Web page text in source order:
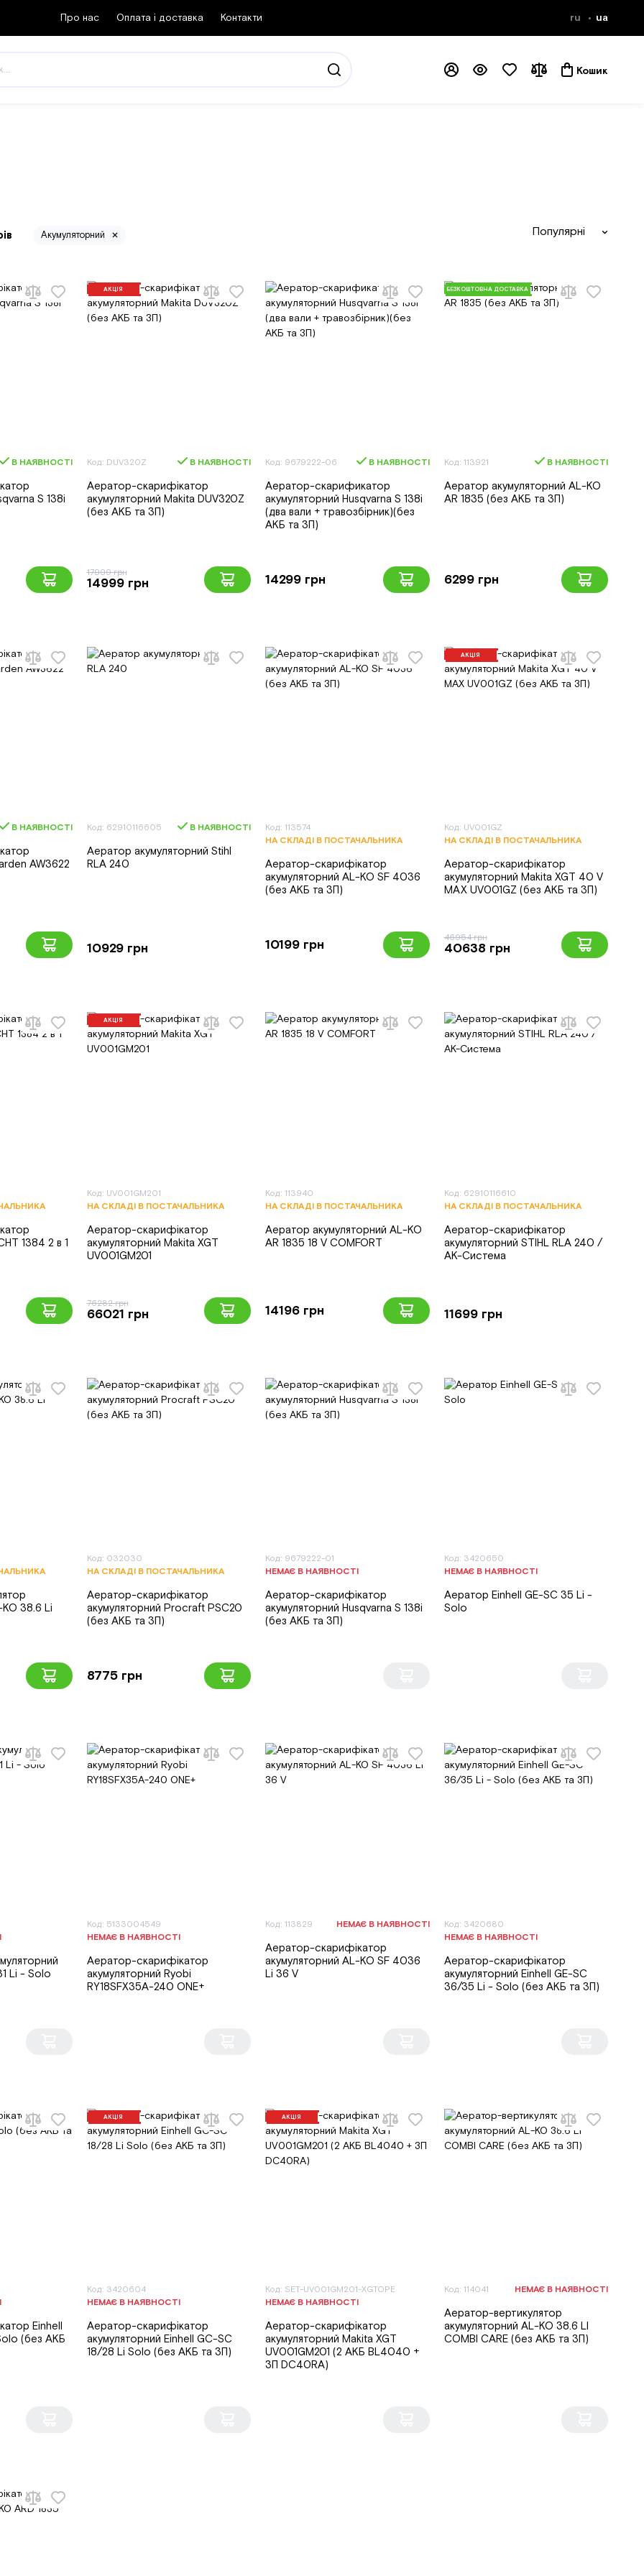
Про нас Оплата і доставка Контакти ru ua
Кошик
Акумуляторний Популярні
В НАЯВНОСТІ
S 138i
АКЦІЯ
Код: DUV320Z В НАЯВНОСТІ
Аератор-скарифікатор
акумуляторний Makita DUV320Z
(без АКБ та ЗП)
17999 грн
14999 грн
Код: 9679222-06 В НАЯВНОСТІ
Аератор-скарификатор
акумуляторний Husqvarna S 138i
(два вали + травозбірник)(без
АКБ та ЗП)
14299 грн
БЕЗКОШТОВНА ДОСТАВКА
Код: 113921 В НАЯВНОСТІ
Аератор акумуляторний AL-KO
AR 1835 (без АКБ та ЗП)
6299 грн
В НАЯВНОСТІ
AW3622
Код: 62910116605 В НАЯВНОСТІ
Аератор акумуляторний Stihl
RLA 240
10929 грн
Код: 113574
НА СКЛАДІ В ПОСТАЧАЛЬНИКА
Аератор-скарифікатор
акумуляторний AL-KO SF 4036
(без АКБ та ЗП)
10199 грн
АКЦІЯ
Код: UV001GZ
НА СКЛАДІ В ПОСТАЧАЛЬНИКА
Аератор-скарифікатор
акумуляторний Makita XGT 40 V
MAX UV001GZ (без АКБ та ЗП)
46954 грн
40638 грн
1384 2 в 1
АКЦІЯ
Код: UV001GM201
НА СКЛАДІ В ПОСТАЧАЛЬНИКА
Аератор-скарифікатор
акумуляторний Makita XGT
UV001GM201
76282 грн
66021 грн
Код: 113940
НА СКЛАДІ В ПОСТАЧАЛЬНИКА
Аератор акумуляторний AL-KO
AR 1835 18 V COMFORT
14196 грн
Код: 62910116610
НА СКЛАДІ В ПОСТАЧАЛЬНИКА
Аератор-скарифікатор
акумуляторний STIHL RLA 240 /
AK-Система
11699 грн
38.6 Li
Код: 032030
НА СКЛАДІ В ПОСТАЧАЛЬНИКА
Аератор-скарифікатор
акумуляторний Procraft PSC20
(без АКБ та ЗП)
8775 грн
Код: 9679222-01
НЕМАЄ В НАЯВНОСТІ
Аератор-скарифікатор
акумуляторний Husqvarna S 138i
(без АКБ та ЗП)
Код: 3420650
НЕМАЄ В НАЯВНОСТІ
Аератор Einhell GE-SC 35 Li -
Solo
Li - Solo
Код: 5133004549
НЕМАЄ В НАЯВНОСТІ
Аератор-скарифікатор
акумуляторний Ryobi
RY18SFX35A-240 ONE+
Код: 113829 НЕМАЄ В НАЯВНОСТІ
Аератор-скарифікатор
акумуляторний AL-KO SF 4036
Li 36 V
Код: 3420680
НЕМАЄ В НАЯВНОСТІ
Аератор-скарифікатор
акумуляторний Einhell GE-SC
36/35 Li - Solo (без АКБ та ЗП)
Einhell
(без АКБ
АКЦІЯ
Код: 3420604
НЕМАЄ В НАЯВНОСТІ
Аератор-скарифікатор
акумуляторний Einhell GC-SC
18/28 Li Solo (без АКБ та ЗП)
АКЦІЯ
Код: SET-UV001GM201-XGTOPE
НЕМАЄ В НАЯВНОСТІ
Аератор-скарифікатор
акумуляторний Makita XGT
UV001GM201 (2 АКБ BL4040 +
ЗП DC40RA)
Код: 114041 НЕМАЄ В НАЯВНОСТІ
Аератор-вертикулятор
акумуляторний AL-KO 38.6 LI
COMBI CARE (без АКБ та ЗП)